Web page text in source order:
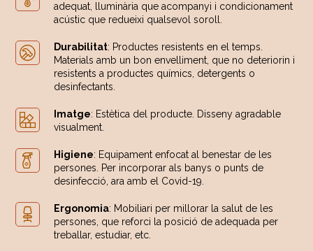
adequat, lluminària que acompanyi i condicionament
acústic que redueixi qualsevol soroll.
Durabilitat: Productes resistents en el temps.
Materials amb un bon envelliment, que no deteriorin i
resistents a productes químics, detergents o
desinfectants.
Imatge: Estètica del producte. Disseny agradable
visualment.
Higiene: Equipament enfocat al benestar de les
persones. Per incorporar als banys o punts de
desinfecció, ara amb el Covid-19.
Ergonomia: Mobiliari per millorar la salut de les
persones, que reforci la posició de adequada per
treballar, estudiar, etc.